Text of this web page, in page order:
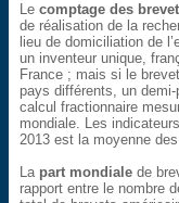
Lecomptage des
de réalisation de la
lieu de domiciliation de
un inventeur unique,
France ; mais si le
pays différents, un
calcul fractionnaire
mondiale. Les
2013 est la moyenne
La part mondiale de
rapport entre le nombre